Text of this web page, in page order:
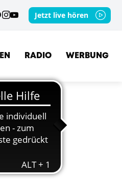
Jetzt live hören
RADIO WERBUNG